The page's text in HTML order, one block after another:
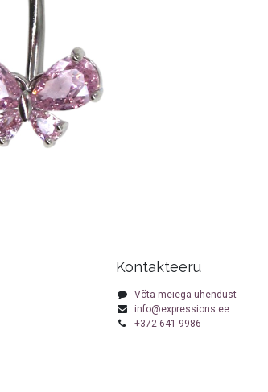
Kontakteeru
Võta meiega ühendust
info@expressions.ee
+372 641 9986